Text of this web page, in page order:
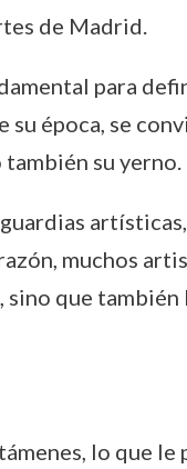
de Madrid.
para
su época, se
su yerno.
muchos
sino que
lo que le